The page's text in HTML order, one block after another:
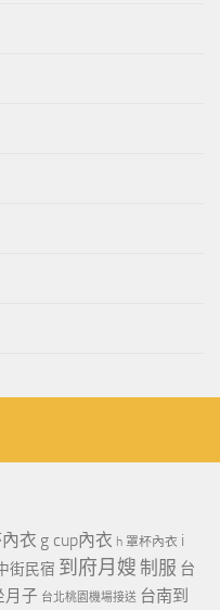
衣 g cup內衣 h 罩杯內衣 i
街民宿 到府月嫂 制服 台
月子 台北桃園機場接送 台南到